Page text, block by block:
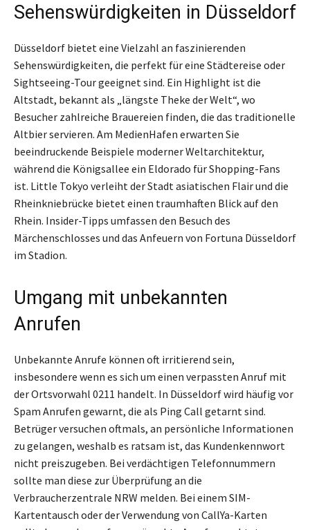
Sehenswürdigkeiten in Düsseldorf
Düsseldorf bietet eine Vielzahl an faszinierenden
Sehenswürdigkeiten, die perfekt für eine Städtereise oder
Sightseeing-Tour geeignet sind. Ein Highlight ist die
Altstadt, bekannt als „längste Theke der Welt“, wo
Besucher zahlreiche Brauereien finden, die das traditionelle
Altbier servieren. Am MedienHafen erwarten Sie
beeindruckende Beispiele moderner Weltarchitektur,
während die Königsallee ein Eldorado für Shopping-Fans
ist. Little Tokyo verleiht der Stadt asiatischen Flair und die
Rheinkniebrücke bietet einen traumhaften Blick auf den
Rhein. Insider-Tipps umfassen den Besuch des
Märchenschlosses und das Anfeuern von Fortuna Düsseldorf
im Stadion.
Umgang mit unbekannten
Anrufen
Unbekannte Anrufe können oft irritierend sein,
insbesondere wenn es sich um einen verpassten Anruf mit
der Ortsvorwahl 0211 handelt. In Düsseldorf wird häufig vor
Spam Anrufen gewarnt, die als Ping Call getarnt sind.
Betrüger versuchen oftmals, an persönliche Informationen
zu gelangen, weshalb es ratsam ist, das Kundenkennwort
nicht preiszugeben. Bei verdächtigen Telefonnummern
sollte man diese zur Überprüfung an die
Verbraucherzentrale NRW melden. Bei einem SIM-
Kartentausch oder der Verwendung von CallYa-Karten